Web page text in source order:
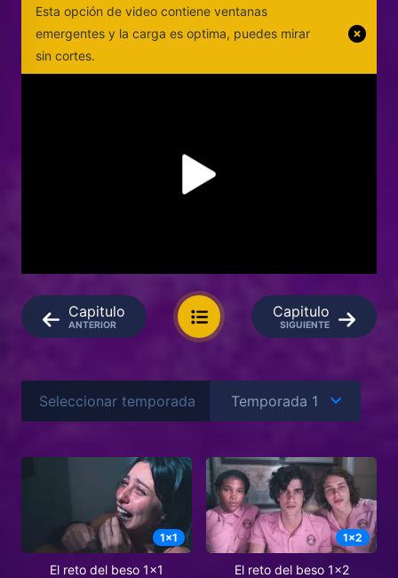
Esta opción de video contiene ventanas
emergentes y la carga es optima, puedes mirar
sin cortes.
Capitulo
ANTERIOR
Capitulo
SIGUIENTE
Seleccionar temporada
1x1
El reto del beso 1x1
1x2
El reto del beso 1x2